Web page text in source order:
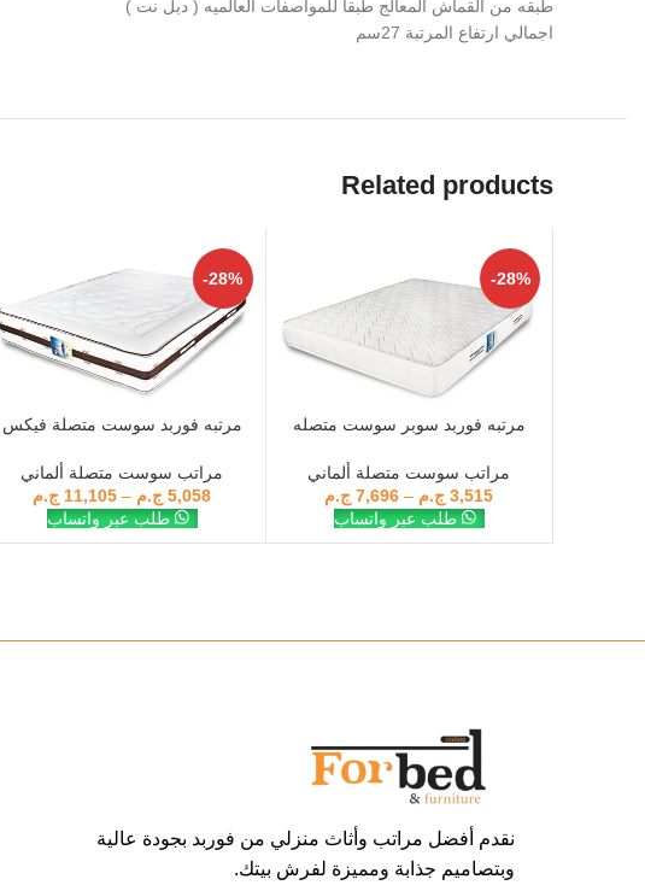
طبقه من القماش المعالج طبقا للمواصفات العالميه ( دبل نت )
اجمالي ارتفاع المرتبة 27سم
Related products
-28%
SELECT OPTIONS
مرتبه فوربد سوبر سوست متصله
مراتب سوست متصلة ألماني
3,515 ج.م –
7,696 ج.م
طلب عبر واتساب
-28%
SELECT OPTIONS
مرتبه فوربد سوست متصلة فيكس
مراتب سوست متصلة ألماني
5,058 ج.م –
11,105 ج.م
طلب عبر واتساب
نقدم أفضل مراتب وأثاث منزلي من فوربد بجودة عالية
وبتصاميم جذابة ومميزة لفرش بيتك.